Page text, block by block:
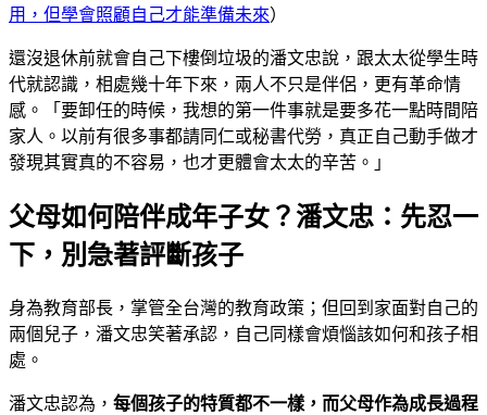
用，但學會照顧自己才能準備未來）
還沒退休前就會自己下樓倒垃圾的潘文忠說，跟太太從學生時
代就認識，相處幾十年下來，兩人不只是伴侶，更有革命情
感。「要卸任的時候，我想的第一件事就是要多花一點時間陪
家人。以前有很多事都請同仁或秘書代勞，真正自己動手做才
發現其實真的不容易，也才更體會太太的辛苦。」
父母如何陪伴成年子女？潘文忠：先忍一
下，別急著評斷孩子
身為教育部長，掌管全台灣的教育政策；但回到家面對自己的
兩個兒子，潘文忠笑著承認，自己同樣會煩惱該如何和孩子相
處。
潘文忠認為， 每個孩子的特質都不一樣，而父母作為成長過程